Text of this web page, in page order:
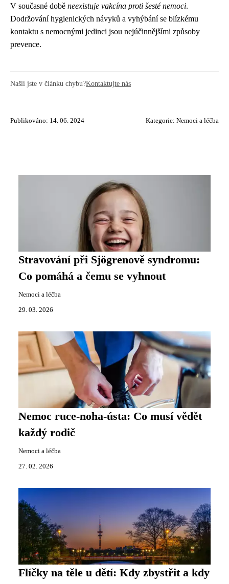
V současné době neexistuje vakcína proti šesté nemoci.
Dodržování hygienických návyků a vyhýbání se blízkému
kontaktu s nemocnými jedinci jsou nejúčinnějšími způsoby
prevence.
Našli jste v článku chybu?Kontaktujte nás
Publikováno: 14. 06. 2024 Kategorie: Nemoci a léčba
Stravování při Sjögrenově syndromu:
Co pomáhá a čemu se vyhnout
Nemoci a léčba
29. 03. 2026
Nemoc ruce-noha-ústa: Co musí vědět
každý rodič
Nemoci a léčba
27. 02. 2026
Flíčky na těle u dětí: Kdy zbystřit a kdy